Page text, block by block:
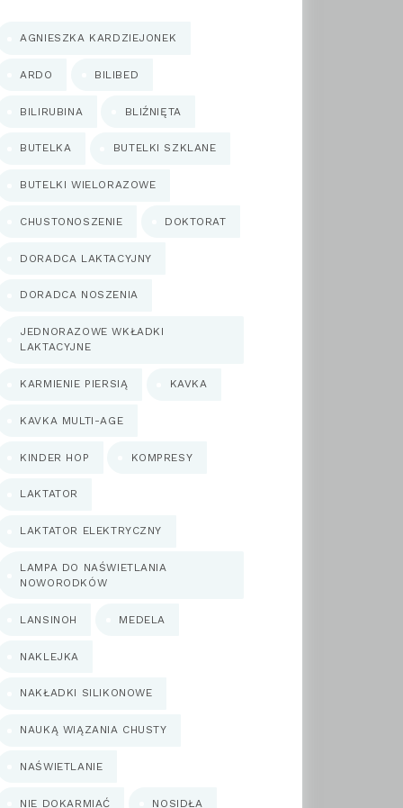
AGNIESZKA KARDZIEJONEK
ARDO BILIBED
BILIRUBINA BLIŹNIĘTA
BUTELKA BUTELKI SZKLANE
BUTELKI WIELORAZOWE
CHUSTONOSZENIE DOKTORAT
DORADCA LAKTACYJNY
DORADCA NOSZENIA
JEDNORAZOWE WKŁADKI
LAKTACYJNE
KARMIENIE PIERSIĄ KAVKA
KAVKA MULTI-AGE
KINDER HOP KOMPRESY
LAKTATOR
LAKTATOR ELEKTRYCZNY
LAMPA DO NAŚWIETLANIA
NOWORODKÓW
LANSINOH MEDELA
NAKLEJKA
NAKŁADKI SILIKONOWE
NAUKĄ WIĄZANIA CHUSTY
NAŚWIETLANIE
NIE DOKARMIAĆ NOSIDŁA